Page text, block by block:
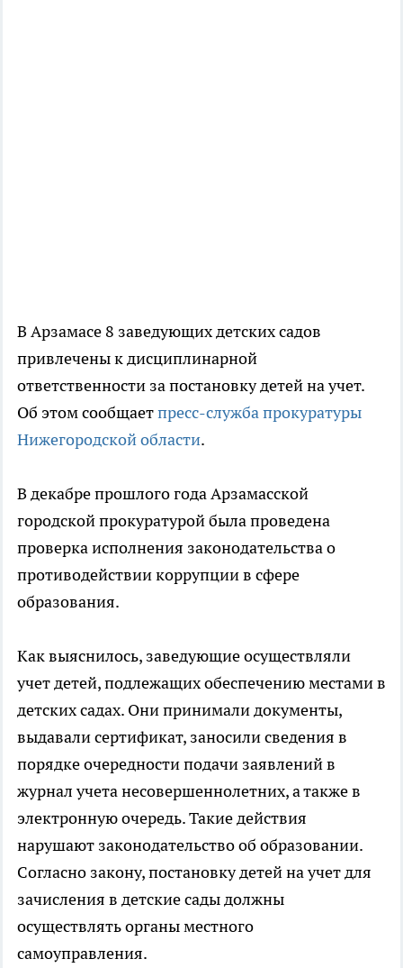
В Арзамасе 8 заведующих детских садов
привлечены к дисциплинарной
ответственности за постановку детей на учет.
Об этом сообщаетпресс-служба прокуратуры
Нижегородской области.
В декабре прошлого года Арзамасской
городской прокуратурой была проведена
проверка исполнения законодательства о
противодействии коррупции в сфере
образования.
Как выяснилось, заведующие осуществляли
учет детей, подлежащих обеспечению местами в
детских садах. Они принимали документы,
выдавали сертификат, заносили сведения в
порядке очередности подачи заявлений в
журнал учета несовершеннолетних, а также в
электронную очередь. Такие действия
нарушают законодательство об образовании.
Согласно закону, постановку детей на учет для
зачисления в детские сады должны
осуществлять органы местного
самоуправления.